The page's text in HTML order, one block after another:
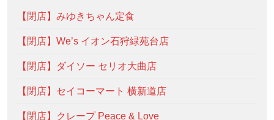
【閉店】みゆきちゃん定食
【閉店】We’s イオン石狩緑苑台店
【閉店】ダイソー セリオ大曲店
【閉店】セイコーマート 横新道店
【閉店】クレープ Peace & Love